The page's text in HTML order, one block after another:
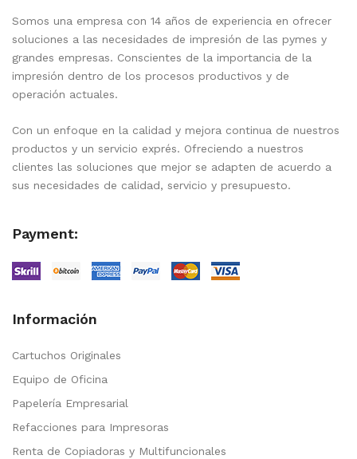
Somos una empresa con 14 años de experiencia en ofrecer
soluciones a las necesidades de impresión de las pymes y
grandes empresas. Conscientes de la importancia de la
impresión dentro de los procesos productivos y de
operación actuales.
Con un enfoque en la calidad y mejora continua de nuestros
productos y un servicio exprés. Ofreciendo a nuestros
clientes las soluciones que mejor se adapten de acuerdo a
sus necesidades de calidad, servicio y presupuesto.
Payment:
Información
Cartuchos Originales
Equipo de Oficina
Papelería Empresarial
Refacciones para Impresoras
Renta de Copiadoras y Multifuncionales